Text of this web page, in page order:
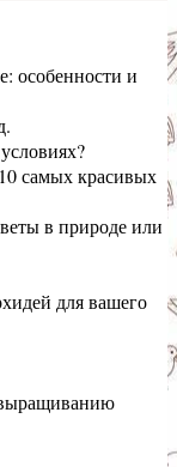
особенности и
самых красивых
в природе или
для вашего